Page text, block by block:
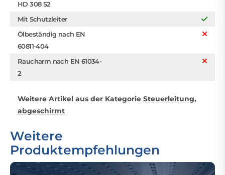
HD 308 S2
Mit Schutzleiter
Ölbeständig nach EN
60811-404
Raucharm nach EN 61034-
2
Weitere Artikel aus der Kategorie Steuerleitung,
abgeschirmt
Weitere
Produktempfehlungen